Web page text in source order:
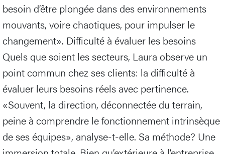
besoin d’être plongée dans des environnements
mouvants, voire chaotiques, pour impulser le
changement». Difficulté à évaluer les besoins
Quels que soient les secteurs, Laura observe un
point commun chez ses clients: la difficulté à
évaluer leurs besoins réels avec pertinence.
«Souvent, la direction, déconnectée du terrain,
peine à comprendre le fonctionnement intrinsèque
de ses équipes», analyse-t-elle. Sa méthode? Une